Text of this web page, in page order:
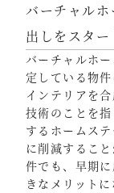
バーチャル
出しをスター
バーチャルホ
定している物
インテリアを
技術のことを
するホームス
に削減するこ
件でも、早期
きなメリットに